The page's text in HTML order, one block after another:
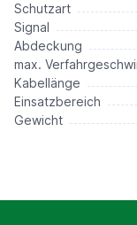
Schutzart
Signal
Abdeckung
max.
Kabellänge
Einsatzbereich
Gewicht